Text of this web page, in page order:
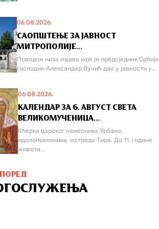
06.08.2026.
САОПШТЕЊЕ ЗА ЈАВНОСТ
МИТРОПОЛИЈЕ...
Поводом низа изјава које је предсједник Србије
господин Александар Вучић дао у јавности у...
06.08.2026.
КАЛЕНДАР ЗА 6. АВГУСТ СВЕТА
ВЕЛИКОМУЧЕНИЦА...
Кћерка царског намесника Урбана,
идолопоклоника, из града Тира. До 11. године
живота...